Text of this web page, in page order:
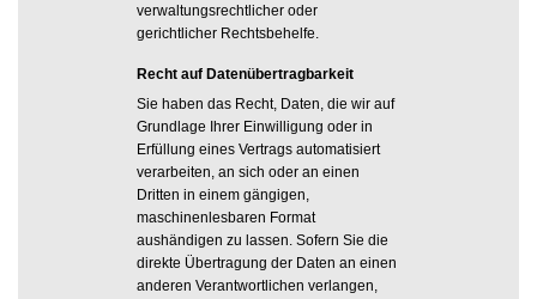
verwaltungsrechtlicher oder
gerichtlicher Rechtsbehelfe.
Recht auf Daten­übertrag­barkeit
Sie haben das Recht, Daten, die wir auf
Grundlage Ihrer Einwilligung oder in
Erfüllung eines Vertrags automatisiert
verarbeiten, an sich oder an einen
Dritten in einem gängigen,
maschinenlesbaren Format
aushändigen zu lassen. Sofern Sie die
direkte Übertragung der Daten an einen
anderen Verantwortlichen verlangen,